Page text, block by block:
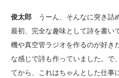
俊太郎 うーん、そんなに突き詰
最初、完全な趣味として詩を書い
機や真空管ラジオを作るのが好き
な感じで詩も作っていました。で
てから、これはちゃんとした仕事